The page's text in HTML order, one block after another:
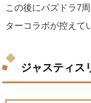
この後にパズドラ7
ターコラボが控えて
ジャスティス